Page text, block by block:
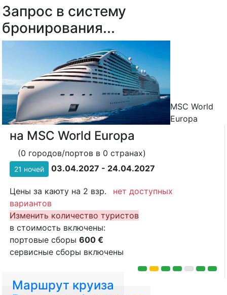
MSC World
Europa
на MSC World Europa
(0 городов/портов в 0 странах)
21 ночей 03.04.2027 - 24.04.2027
Цены за каюту на 2 взр.
нет доступных
вариантов
Изменить количество туристов
в стоимость включены:
портовые сборы 600 €
сервисные сборы включены
Запрос в систему
бронирования...
Маршрут круиза